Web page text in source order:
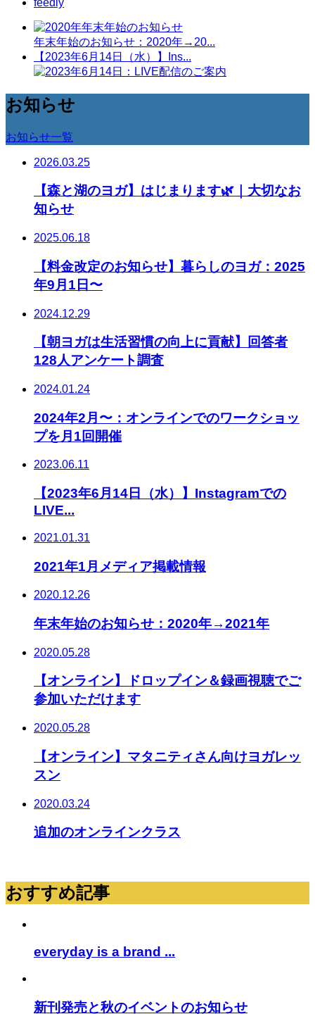
年末年始のお知らせ：2020年→20...
【2023年6月14日（水）】Ins...
お知らせ
お知らせ一覧
2026.03.25
【森と湖のヨガ】はじまります🌿｜大切なお
知らせ
2025.06.18
【料金改定のお知らせ】暮らしのヨガ：2025
年9月1日〜
2024.12.29
【朝ヨガは生活習慣の向上に貢献】回答者
128人アンケート調査
2024.01.24
2024年2月〜：オンラインでのワークショッ
プを月1回開催
2023.06.11
【2023年6月14日（水）】Instagramでの
LIVE...
2021.01.31
2021年1月メディア掲載情報
2020.12.26
年末年始のお知らせ：2020年→2021年
2020.05.28
【オンライン】ドロップイン＆録画視聴でご
参加いただけます
2020.05.28
【オンライン】マタニティさん向けヨガレッ
スン
2020.03.24
追加のオンラインクラス
おすすめ記事
everyday is a brand ...
新刊発売と秋のイベントのお知らせ